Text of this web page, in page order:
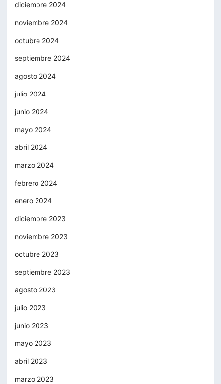
diciembre 2024
noviembre 2024
octubre 2024
septiembre 2024
agosto 2024
julio 2024
junio 2024
mayo 2024
abril 2024
marzo 2024
febrero 2024
enero 2024
diciembre 2023
noviembre 2023
octubre 2023
septiembre 2023
agosto 2023
julio 2023
junio 2023
mayo 2023
abril 2023
marzo 2023